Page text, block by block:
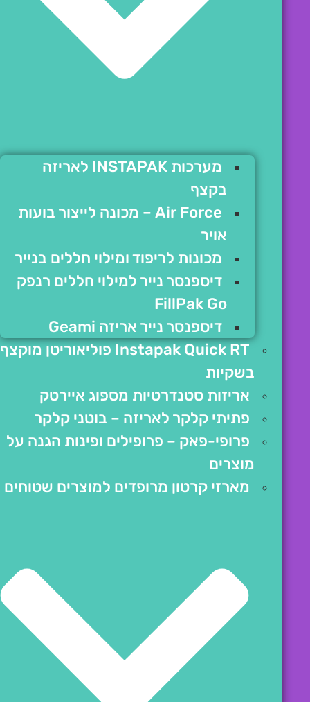
מערכות INSTAPAK לאריזה
בקצף
Air Force – מכונה לייצור בועות
אויר
מכונות לריפוד ומילוי חללים בנייר
דיספנסר נייר למילוי חללים רנפק
FillPak Go
דיספנסר נייר אריזה Geami
Instapak Quick RT פוליאוריטן מוקצף
בשקיות
אריזות סטנדרטיות מספוג איירטק
פתיתי קלקר לאריזה – בוטני קלקר
פרופי-פאק – פרופילים ופינות הגנה על
מוצרים
מארזי קרטון מרופדים למוצרים שטוחים